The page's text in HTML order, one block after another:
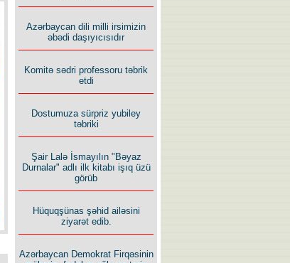
İlham İsmayıl yazır:
Rusiyanın süqutunu qaçılmaz
edən beş şərt
Azərbaycan dili milli irsimizin
əbədi daşıyıcısıdır
Komitə sədri professoru təbrik
etdi
Dostumuza sürpriz yubiley
təbriki
Şair Lalə İsmayılın "Bəyaz
Durnalar" adlı ilk kitabı işıq üzü
görüb
Hüquqşünas şəhid ailəsini
ziyarət edib.
Azərbaycan Demokrat Firqəsinin